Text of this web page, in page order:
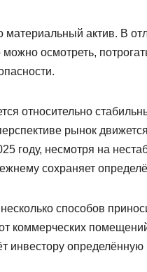
актив. В
можно осмотреть,
относительно
рынок
году, несмотря на
сохраняет
способов
коммерческих
инвестору определённую